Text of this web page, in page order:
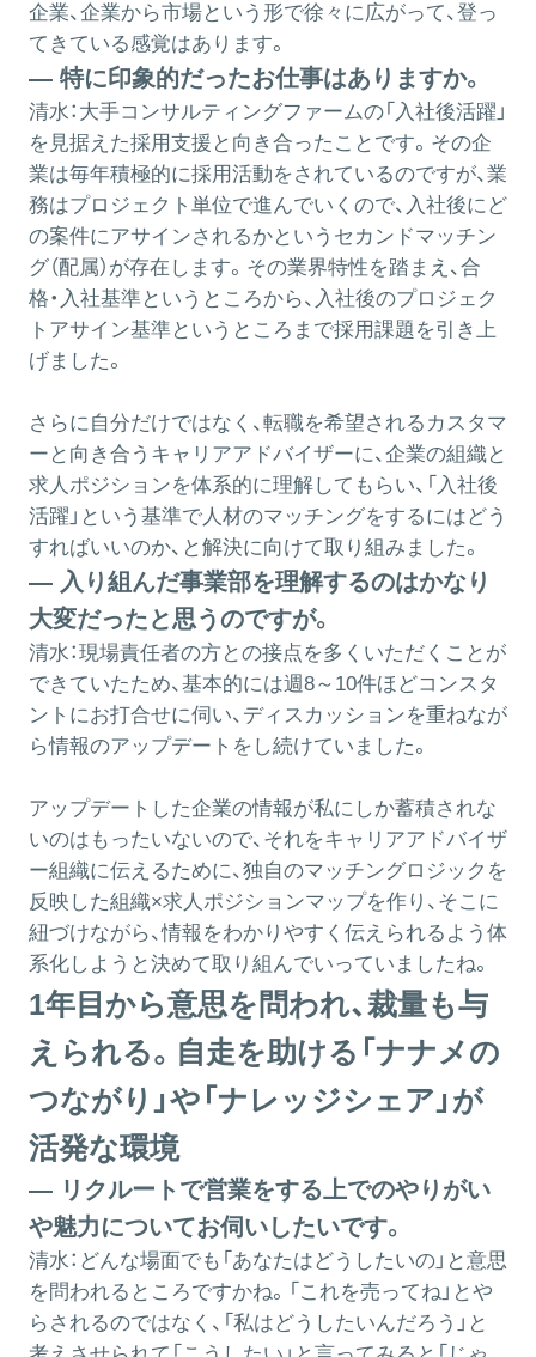
企業、企業から市場という形で徐々に広がって、登っ
てきている感覚はあります。
― 特に印象的だったお仕事はありますか。
清水： 大手コンサルティングファームの「入社後活躍」
を見据えた採用支援と向き合ったことです。その企
業は毎年積極的に採用活動をされているのですが、業
務はプロジェクト単位で進んでいくので、入社後にど
の案件にアサインされるかというセカンドマッチン
グ（配属）が存在します。その業界特性を踏まえ、合
格・入社基準というところから、入社後のプロジェク
トアサイン基準というところまで採用課題を引き上
げました。
さらに自分だけではなく、転職を希望されるカスタマ
ーと向き合うキャリアアドバイザーに、企業の組織と
求人ポジションを体系的に理解してもらい、「入社後
活躍」という基準で人材のマッチングをするにはどう
すればいいのか、と解決に向けて取り組みました。
― 入り組んだ事業部を理解するのはかなり
大変だったと思うのですが。
清水：現場責任者の方との接点を多くいただくことが
できていたため、基本的には週8～10件ほどコンスタ
ントにお打合せに伺い、ディスカッションを重ねなが
ら情報のアップデートをし続けていました。
アップデートした企業の情報が私にしか蓄積されな
いのはもったいないので、それをキャリアアドバイザ
ー組織に伝えるために、独自のマッチングロジックを
反映した組織×求人ポジションマップを作り、そこに
紐づけながら、情報をわかりやすく伝えられるよう体
系化しようと決めて取り組んでいっていましたね。
1年目から意思を問われ、裁量も与
えられる。自走を助ける「ナナメの
つながり」や「ナレッジシェア」が
活発な環境
― リクルートで営業をする上でのやりがい
や魅力についてお伺いしたいです。
清水： どんな場面でも「あなたはどうしたいの」と意思
を問われるところですかね。「これを売ってね」とや
らされるのではなく、「私はどうしたいんだろう」と